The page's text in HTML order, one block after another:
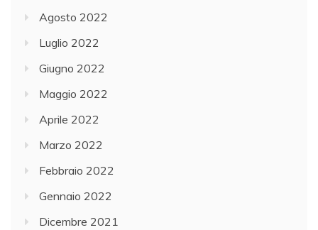
Agosto 2022
Luglio 2022
Giugno 2022
Maggio 2022
Aprile 2022
Marzo 2022
Febbraio 2022
Gennaio 2022
Dicembre 2021